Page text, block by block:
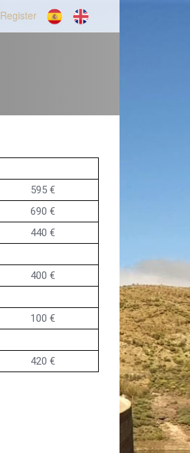
Register
595 €
690 €
440 €
400 €
100 €
420 €